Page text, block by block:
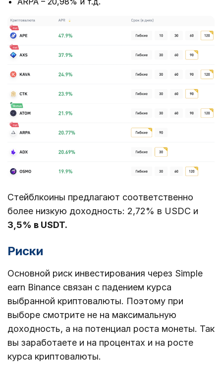
Стейблкоины предлагают соответственно
более низкую доходность: 2,72% в USDC и
3,5% в USDT.
Риски
Основной риск инвестирования через Simple
earn Binance связан с падением курса
выбранной криптовалюты. Поэтому при
выборе смотрите не на максимальную
доходность, а на потенциал роста монеты. Так
вы заработаете и на процентах и на росте
курса криптовалюты.